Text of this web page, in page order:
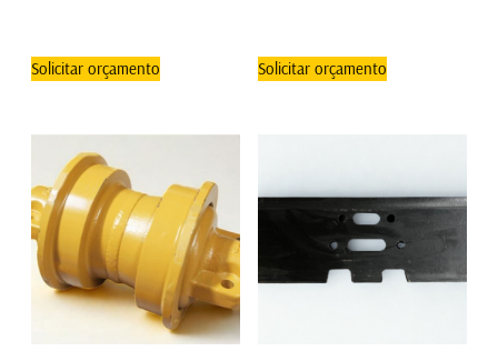
Solicitar orçamento Solicitar orçamento